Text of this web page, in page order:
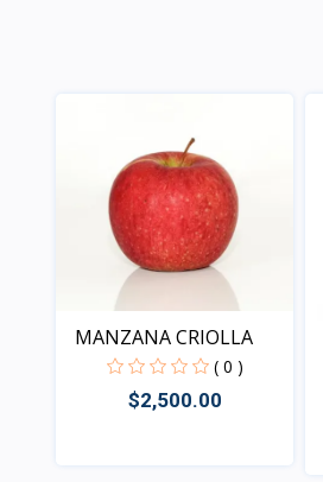
MANZANA CRIOLLA
( 0 )
$2,500.00